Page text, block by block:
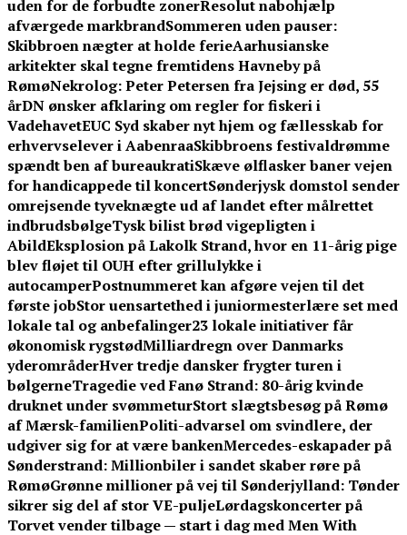
uden for de forbudte zonerResolut nabohjælp
afværgede markbrandSommeren uden pauser:
Skibbroen nægter at holde ferieAarhusianske
arkitekter skal tegne fremtidens Havneby på
RømøNekrolog: Peter Petersen fra Jejsing er død, 55
årDN ønsker afklaring om regler for fiskeri i
VadehavetEUC Syd skaber nyt hjem og fællesskab for
erhvervselever i AabenraaSkibbroens festivaldrømme
spændt ben af bureaukratiSkæve ølflasker baner vejen
for handicappede til koncertSønderjysk domstol sender
omrejsende tyveknægte ud af landet efter målrettet
indbrudsbølgeTysk bilist brød vigepligten i
AbildEksplosion på Lakolk Strand, hvor en 11-årig pige
blev fløjet til OUH efter grillulykke i
autocamperPostnummeret kan afgøre vejen til det
første jobStor uensartethed i juniormesterlære set med
lokale tal og anbefalinger23 lokale initiativer får
økonomisk rygstødMilliardregn over Danmarks
yderområderHver tredje dansker frygter turen i
bølgerneTragedie ved Fanø Strand: 80-årig kvinde
druknet under svømmeturStort slægtsbesøg på Rømø
af Mærsk-familienPoliti-advarsel om svindlere, der
udgiver sig for at være bankenMercedes-eskapader på
Sønderstrand: Millionbiler i sandet skaber røre på
RømøGrønne millioner på vej til Sønderjylland: Tønder
sikrer sig del af stor VE-puljeLørdagskoncerter på
Torvet vender tilbage — start i dag med Men With